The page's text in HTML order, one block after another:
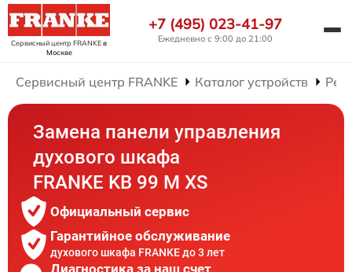
Сервисный центр FRANKEв
Москве
+7 (495) 023-41-97
Ежедневно с 9:00 до 21:00
Сервисный центр FRANKE Каталог устройств
Замена панели управления
духового шкафа
FRANKE KB 99 M XS
Официальный сервис
Гарантийное обслуживание
духового шкафа FRANKE до 3 лет